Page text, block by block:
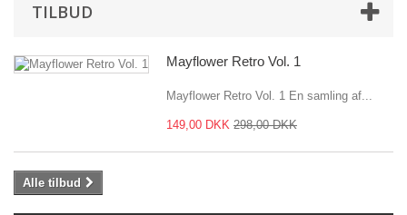
TILBUD
Mayflower Retro Vol. 1
Mayflower Retro Vol. 1 En samling af...
149,00 DKK 298,00 DKK
Alle tilbud